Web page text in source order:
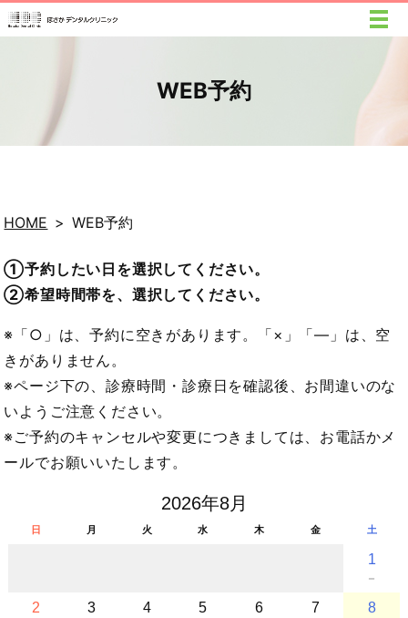
WEB予約
HOME WEB予約
①予約したい日を選択してください。
②希望時間帯を、選択してください。
※「○」は、予約に空きがあります。「×」「―」は、空
きがありません。
※ページ下の、診療時間・診療日を確認後、お間違いのな
いようご注意ください。
※ご予約のキャンセルや変更につきましては、お電話かメ
ールでお願いいたします。
2026年8月
日 月 火 水 木 金 土
1
－
2 3 4 5 6 7 8